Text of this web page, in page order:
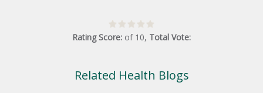
Rating Score: of 10, Total Vote:
Related Health Blogs